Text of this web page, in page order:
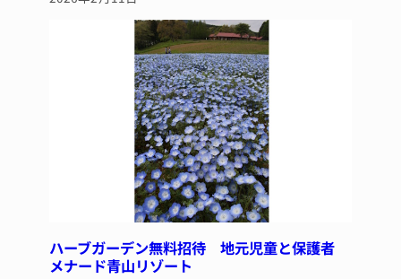
ハーブガーデン無料招待 地元児童と保護者
メナード青山リゾート